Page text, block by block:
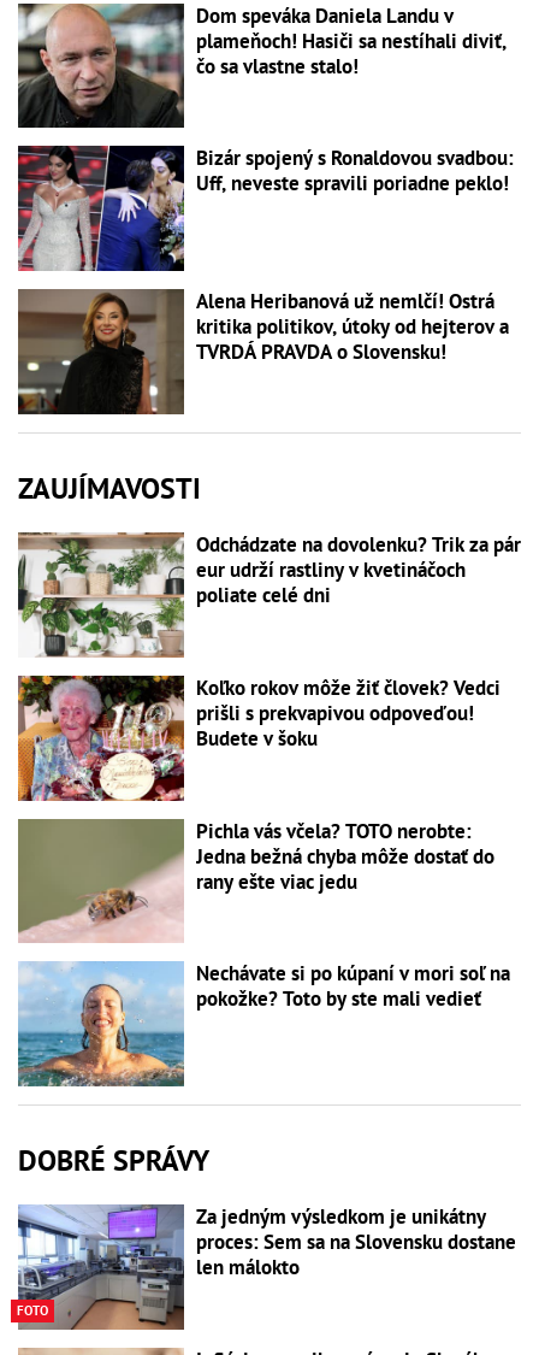
Dom speváka Daniela Landu v
plameňoch! Hasiči sa nestíhali diviť,
čo sa vlastne stalo!
Bizár spojený s Ronaldovou svadbou:
Uff, neveste spravili poriadne peklo!
Alena Heribanová už nemlčí! Ostrá
kritika politikov, útoky od hejterov a
TVRDÁ PRAVDA o Slovensku!
ZAUJÍMAVOSTI
Odchádzate na dovolenku? Trik za pár
eur udrží rastliny v kvetináčoch
poliate celé dni
Koľko rokov môže žiť človek? Vedci
prišli s prekvapivou odpoveďou!
Budete v šoku
Pichla vás včela? TOTO nerobte:
Jedna bežná chyba môže dostať do
rany ešte viac jedu
Nechávate si po kúpaní v mori soľ na
pokožke? Toto by ste mali vedieť
DOBRÉ SPRÁVY
FOTO
Za jedným výsledkom je unikátny
proces: Sem sa na Slovensku dostane
len málokto